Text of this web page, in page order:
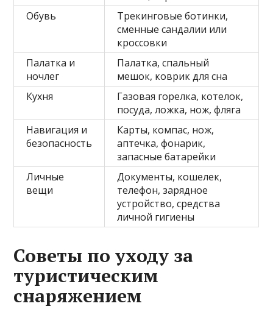
Обувь
Трекинговые ботинки,
сменные сандалии или
кроссовки
Палатка и
ночлег
Палатка, спальный
мешок, коврик для сна
Кухня
Газовая горелка, котелок,
посуда, ложка, нож, фляга
Навигация и
безопасность
Карты, компас, нож,
аптечка, фонарик,
запасные батарейки
Личные
вещи
Документы, кошелек,
телефон, зарядное
устройство, средства
личной гигиены
Советы по уходу за
туристическим
снаряжением